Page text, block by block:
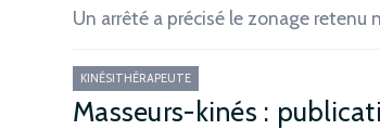
Un arrêté a précisé le zonage
KINÉSITHÉRAPEUTE
Masseurs-kinés :